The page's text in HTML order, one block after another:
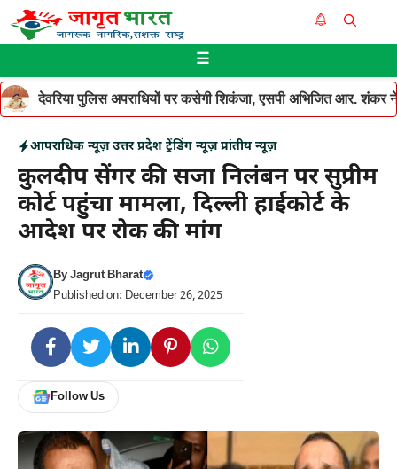
Skip
to
☰
देवरिया पुलिस अपराधियों पर कसेगी शिकंजा, एसपी अभिजित आर. शंकर ने
आपराधिक न्यूज़ उत्तर प्रदेश ट्रेंडिंग न्यूज़ प्रांतीय न्यूज़
कुलदीप सेंगर की सजा निलंबन पर सुप्रीम
कोर्ट पहुंचा मामला, दिल्ली हाईकोर्ट के
आदेश पर रोक की मांग
ByJagrut Bharat
Published on: December 26, 2025
Follow Us